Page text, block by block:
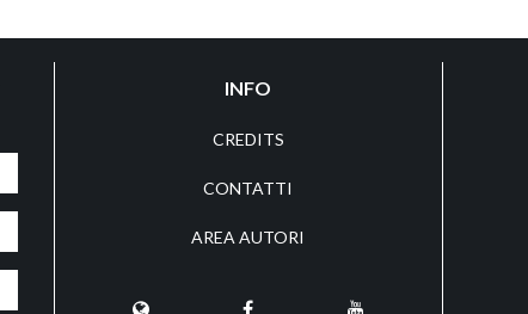
INFO
CREDITS
CONTATTI
AREA AUTORI